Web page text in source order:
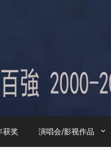
获奖 演唱会/影视作品